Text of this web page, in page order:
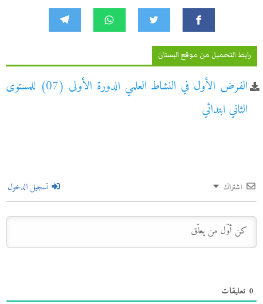
رابط التحميل من موقع البستان
الفرض الأول في النشاط العلمي الدورة الأولى (07) للمستوى
الثاني ابتدائي
اشتراك تسجيل الدخول
0 تعليقات